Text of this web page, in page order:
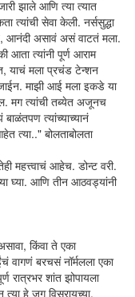
झाले आणि त्या त्यात
त्यांची सेवा केली. नर्ससुद्धा
आनंदी असावं असं वाटतं मला.
आता त्यांनी पूर्ण आराम
याचं मला प्रचंड टेन्शन
माझी आई मला इकडे या
मग त्यांची तब्येत अजूनच
त्यांच्याच्यानं
त्या.." बोलताबोलता
महत्त्वाचं आहेच. डोन्ट वरी.
घ्या. आणि तीन आठवड्यांनी
किंवा ते एका
वागणं बरचसं नॉर्मलला एका
रात्रभर शांत झोपायला
हे जग विसरायच्या.